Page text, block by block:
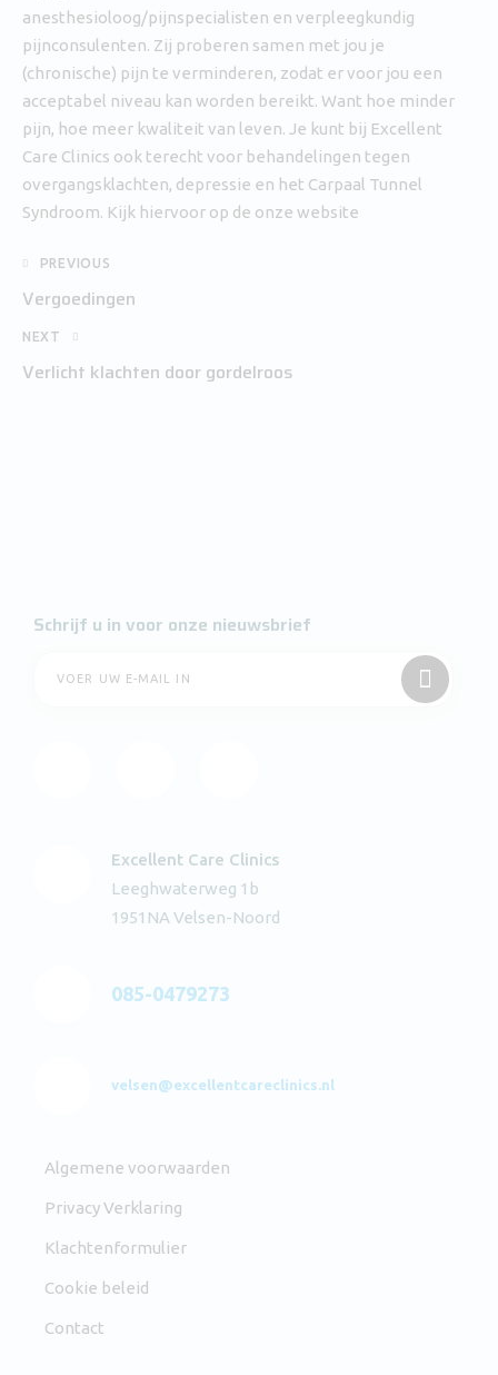
anesthesioloog/pijnspecialisten en verpleegkundig
pijnconsulenten. Zij proberen samen met jou je
(chronische) pijn te verminderen, zodat er voor jou een
acceptabel niveau kan worden bereikt. Want hoe minder
pijn, hoe meer kwaliteit van leven. Je kunt bij Excellent
Care Clinics ook terecht voor behandelingen tegen
overgangsklachten, depressie en het Carpaal Tunnel
Syndroom. Kijk hiervoor op de onze website
PREVIOUS
Vergoedingen
NEXT
Verlicht klachten door gordelroos
Schrijf u in voor onze nieuwsbrief
Excellent Care Clinics
Leeghwaterweg 1b
1951NA Velsen-Noord
085-0479273
velsen@excellentcareclinics.nl
Algemene voorwaarden
Privacy Verklaring
Klachtenformulier
Cookie beleid
Contact